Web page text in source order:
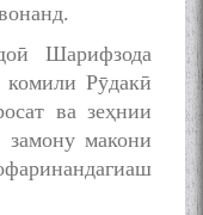
Шарифзода
Рӯдакӣ
ва зеҳнии
замону макони